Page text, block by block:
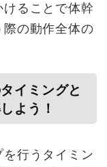
ることで体幹
の動作全体の
イミングと
よう！
行うタイミン